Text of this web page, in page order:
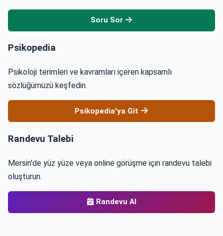
Soru Sor
Psikopedia
Psikoloji terimleri ve kavramları içeren kapsamlı
sözlüğümüzü keşfedin.
Psikopedia'ya Git
Randevu Talebi
Mersin'de yüz yüze veya online görüşme için randevu talebi
oluşturun.
Randevu Al